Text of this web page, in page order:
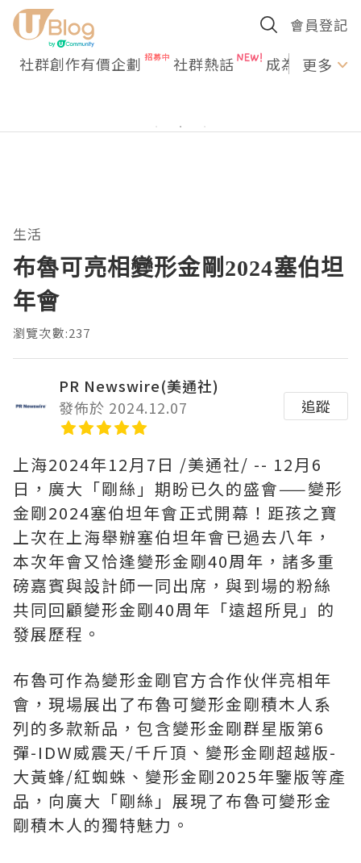
會員登記
社群創作有價企劃 社群熱話 成為U更多
生活
布魯可亮相變形金剛2024塞伯坦
年會
瀏覽次數:237
PR Newswire(美通社)
發佈於 2024.12.07
追蹤
上海2024年12月7日 /美通社/ -- 12月6
日，廣大「剛絲」期盼已久的盛會——變形
金剛2024塞伯坦年會正式開幕！距孩之寶
上次在上海舉辦塞伯坦年會已過去八年，
本次年會又恰逢變形金剛40周年，諸多重
磅嘉賓與設計師一同出席，與到場的粉絲
共同回顧變形金剛40周年「遠超所見」的
發展歷程。
布魯可作為變形金剛官方合作伙伴亮相年
會，現場展出了布魯可變形金剛積木人系
列的多款新品，包含變形金剛群星版第6
彈-IDW威震天/千斤頂、變形金剛超越版-
大黃蜂/紅蜘蛛、變形金剛2025年鑒版等產
品，向廣大「剛絲」展現了布魯可變形金
剛積木人的獨特魅力。